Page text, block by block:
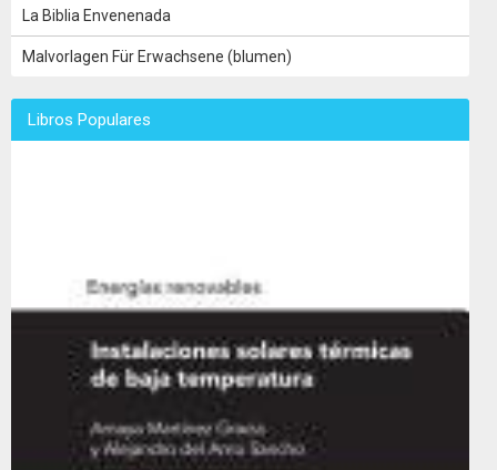
La Biblia Envenenada
Malvorlagen Für Erwachsene (blumen)
Libros Populares